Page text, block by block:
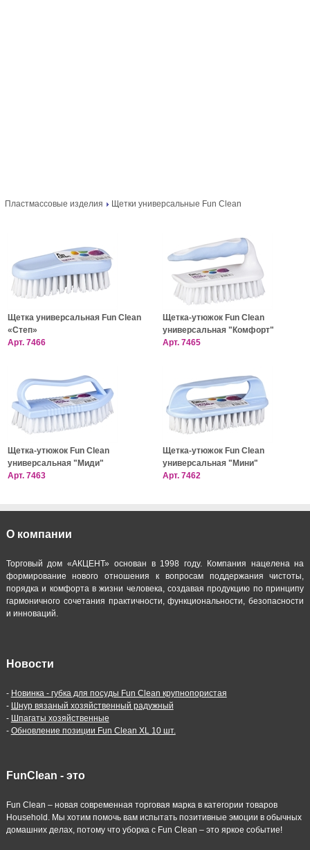
Пластмассовые изделия Щетки универсальные Fun Clean
Щетка универсальная Fun Clean
«Степ»
Арт. 7466
Щетка-утюжок Fun Clean
универсальная "Комфорт"
Арт. 7465
Щетка-утюжок Fun Clean
универсальная "Миди"
Арт. 7463
Щетка-утюжок Fun Clean
универсальная "Мини"
Арт. 7462
О компании
Торговый дом «АКЦЕНТ» основан в 1998 году. Компания нацелена на
формирование нового отношения к вопросам поддержания чистоты,
порядка и комфорта в жизни человека, создавая продукцию по принципу
гармоничного сочетания практичности, функциональности, безопасности
и инноваций.
Новости
- Новинка - губка для посуды Fun Clean крупнопористая
- Шнур вязаный хозяйственный радужный
- Шпагаты хозяйственные
- Обновление позиции Fun Clean XL 10 шт.
FunClean - это
Fun Clean – новая современная торговая марка в категории товаров
Household. Мы хотим помочь вам испытать позитивные эмоции в обычных
домашних делах, потому что уборка с Fun Clean – это яркое событие!